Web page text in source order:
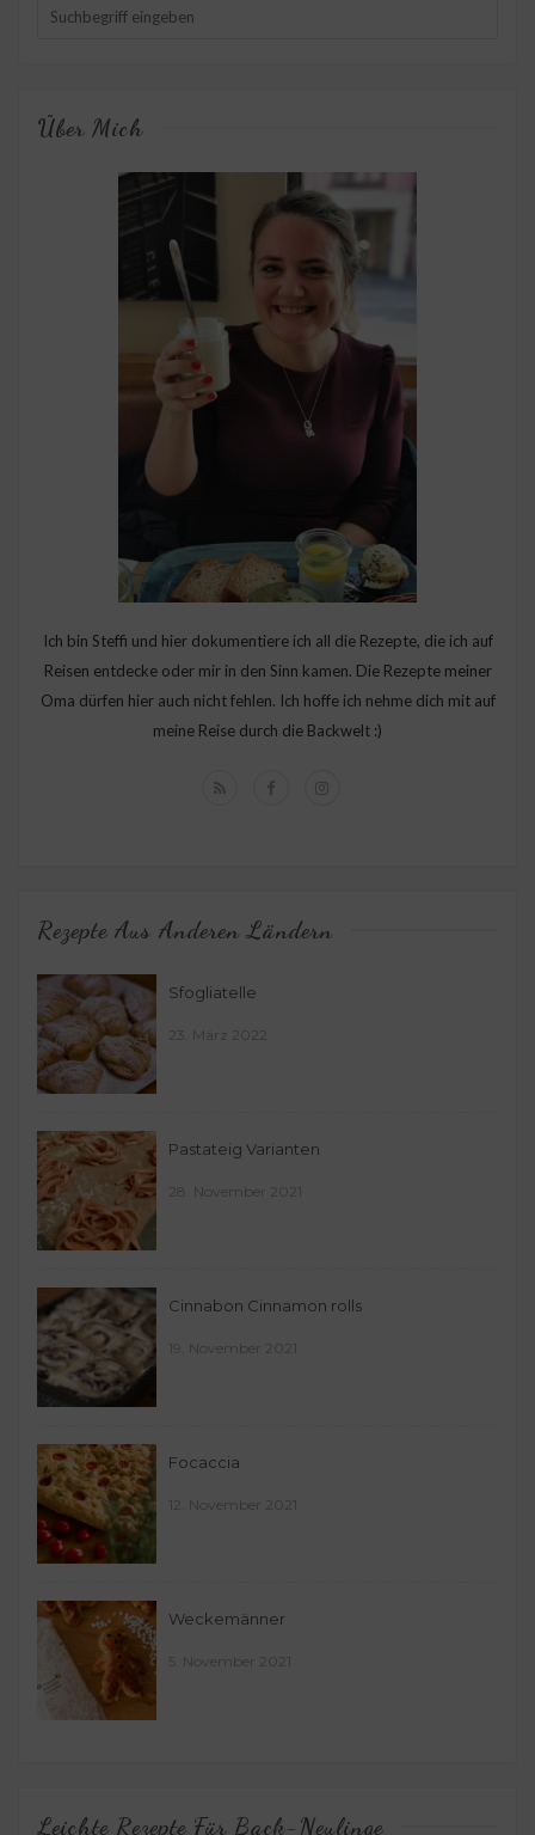
Über Mich
Ich bin Steffi und hier dokumentiere ich all die Rezepte, die ich auf
Reisen entdecke oder mir in den Sinn kamen. Die Rezepte meiner
Oma dürfen hier auch nicht fehlen. Ich hoffe ich nehme dich mit auf
meine Reise durch die Backwelt :)
Rezepte Aus Anderen Ländern
Sfogliatelle
23. März 2022
Pastateig Varianten
28. November 2021
Cinnabon Cinnamon rolls
19. November 2021
Focaccia
12. November 2021
Weckemänner
5. November 2021
Leichte Rezepte Für Back-Neulinge